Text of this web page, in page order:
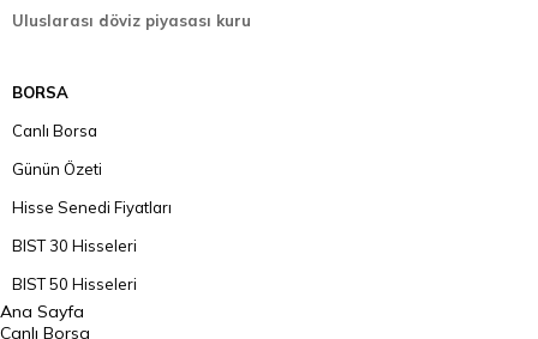
Uluslarası döviz piyasası kuru
BORSA
Canlı Borsa
Günün Özeti
Hisse Senedi Fiyatları
BIST 30 Hisseleri
BIST 50 Hisseleri
BIST 100 Hisseleri
Ana Sayfa
Canlı Borsa